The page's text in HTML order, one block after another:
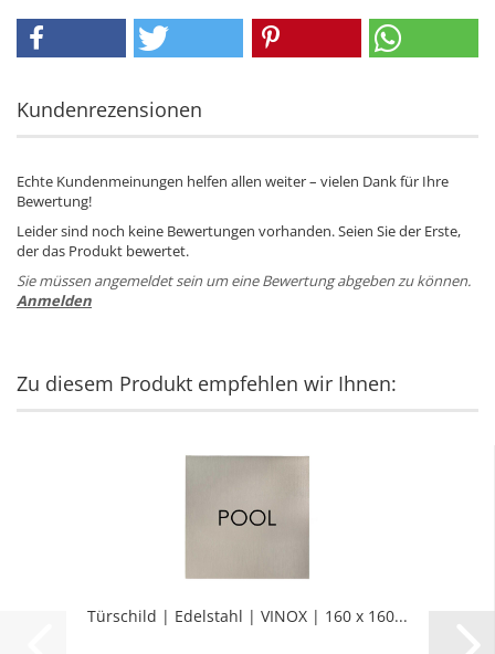
Kundenrezensionen
Echte Kundenmeinungen helfen allen weiter – vielen Dank für Ihre
Bewertung!
Leider sind noch keine Bewertungen vorhanden. Seien Sie der Erste,
der das Produkt bewertet.
Sie müssen angemeldet sein um eine Bewertung abgeben zu können.
Anmelden
Zu diesem Produkt empfehlen wir Ihnen:
Tür­schild | Edel­stahl | VINOX | 160 x 160...